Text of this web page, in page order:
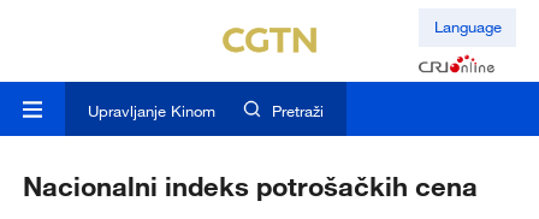
Language
Upravljanje Kinom Pretraži
Nacionalni indeks potrošačkih cena